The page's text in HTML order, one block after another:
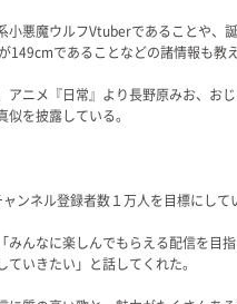
小悪魔ウルフVtuberであることや、
149cmであることなどの諸情報も教
アニメ『日常』より長野原みお、お
を披露している。
ャンネル登録者数１万人を目標にして
みんなに楽しんでもらえる配信を目
いきたい」と話してくれた。